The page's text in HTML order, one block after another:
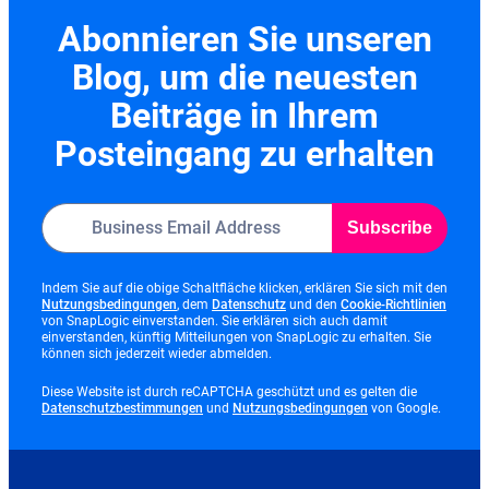
Abonnieren Sie unseren
Blog, um die neuesten
Beiträge in Ihrem
Posteingang zu erhalten
Subscribe
Indem Sie auf die obige Schaltfläche klicken, erklären Sie sich mit den
Nutzungsbedingungen opens
in
new
tab
, dem Datenschutzopens
in
new
und den Cookie-Richtlinien
von SnapLogic einverstanden. Sie erklären sich auch damit
einverstanden, künftig Mitteilungen von SnapLogic zu erhalten. Sie
können sich jederzeit wieder abmelden.
Diese Website ist durch reCAPTCHA geschützt und es gelten die
Datenschutzbestimmungen opens
und Nutzungsbedingungen opens
von Google.